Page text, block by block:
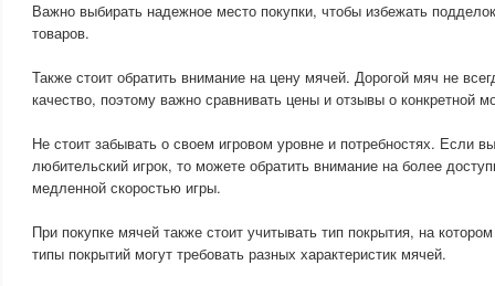
Важно выбирать надежное место покупки, чтобы избежать
товаров.
Также стоит обратить внимание на цену мячей. Дорогой мяч не
качество, поэтому важно сравнивать цены и отзывы о конкретной
Не стоит забывать о своем игровом уровне и потребностях. Если
любительский игрок, то можете обратить внимание на более
медленной скоростью игры.
При покупке мячей также стоит учитывать тип покрытия, на
типы покрытий могут требовать разных характеристик мячей.